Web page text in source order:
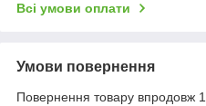
Всі умови оплати
Умови повернення
Повернення товару впродовж